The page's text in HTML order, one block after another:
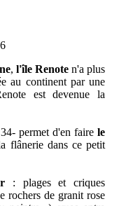
, l'île Renote n'a plus
au continent par une
est devenue la
permet d'en fairele
flânerie dans ce petit
: plages et criques
rochers de granit rose